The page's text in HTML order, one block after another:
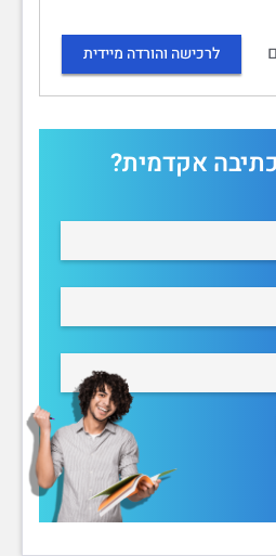
לרכישה והורדה מיידית
אקדמית?